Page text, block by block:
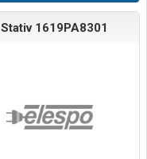
Stativ 1619PA8301